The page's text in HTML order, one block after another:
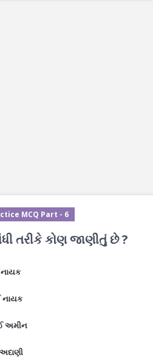
MCQ Part - 6
તરીકે કોણ જાણીતું છે ?
નાયક
અમીન